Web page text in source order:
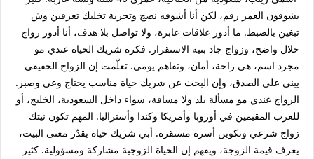
يشوفون العمر رقم، لكن أنا أشوفه نضج وتجربة تخليك تعرفين وش
تبغين بالضبط. ما أدور علاقات عابرة، ولا تواصل بلا هدف، أنا أدور زواج
حلال واضح، وزواج جاد بنية الاستقرار. فكرة شريك الحياة عندي مو
مجرد اسم، هي راحة، أمان، وتفاهم يومي. تعلّمت إن الزواج الحقيقي
يبنى على الصدق، وإن البحث عن شريك حياة مناسب يحتاج وعي وصبر.
الزواج عندي مو مسألة بلد ولا مسافة، سواء داخل السعودية، الخليج، أو
للعرب المقيمين في أوروبا وأمريكا وكندا وأستراليا. المهم تكون نيتك
زواج شرعي وتكوين أسرة مستقرة. أبي شريك حياة يقدّر معنى البيت،
يعرف قيمة الزوجة، ويفهم إن الحياة الزوجية مشاركة ومسؤولية. كثير